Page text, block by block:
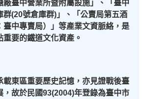
廠臺中營業所暨附屬設施」、「臺中
群(20號倉庫群)」、「公賣局第五酒
臺中專賣局）」等產業文資脈絡，是
要的鐵道文化資產。
載東區重要歷史記憶，亦見證戰後臺
，故於民國93(2004)年登錄為臺中市